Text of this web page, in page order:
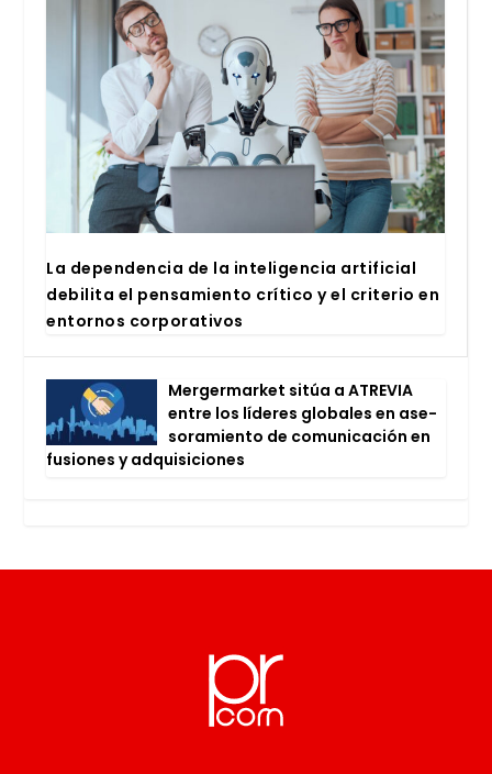
La depen­den­cia de la inte­li­gen­cia arti­fi­cial
debi­li­ta el pen­sa­mien­to crí­ti­co y el cri­te­rio en
entor­nos cor­po­ra­ti­vos
Mer­ger­mar­ket sitúa a ATRE­VIA
entre los líde­res glo­ba­les en ase­
so­ra­mien­to de comu­ni­ca­ción en
fusio­nes y adqui­si­cio­nes